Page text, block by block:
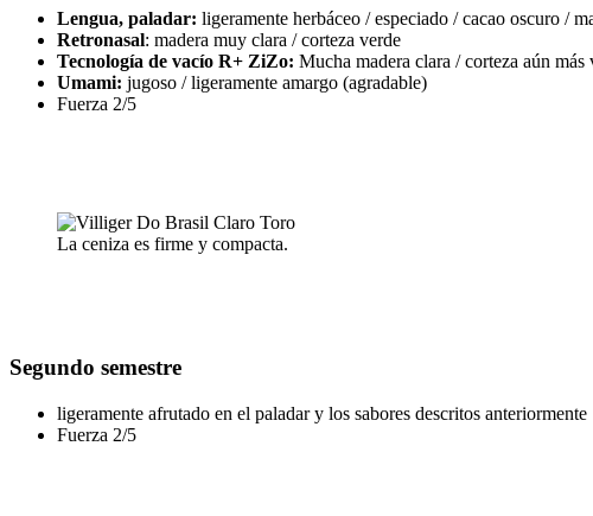
Lengua, paladar: ligeramente herbáceo / especiado / cacao oscuro /
Retronasal: madera muy clara / corteza verde
Tecnología de vacío R+ ZiZo: Mucha madera clara / corteza aún más
Umami: jugoso / ligeramente amargo (agradable)
Fuerza 2/5
La ceniza es firme y compacta.
Segundo semestre
ligeramente afrutado en el paladar y los sabores descritos anteriormente
Fuerza 2/5